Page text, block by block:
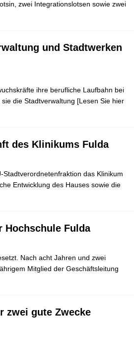
zwei Integrationslotsen sowie zwei
und Stadtwerken
ihre berufliche Laufbahn bei
die Stadtverwaltung [Lesen Sie hier
des Klinikums Fulda
das Klinikum
Entwicklung des Hauses sowie die
Hochschule Fulda
Nach acht Jahren und zwei
Mitglied der Geschäftsleitung
zwei gute Zwecke